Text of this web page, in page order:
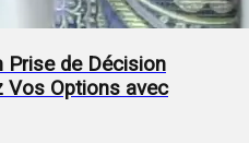
Prise de Décision
Vos Options avec